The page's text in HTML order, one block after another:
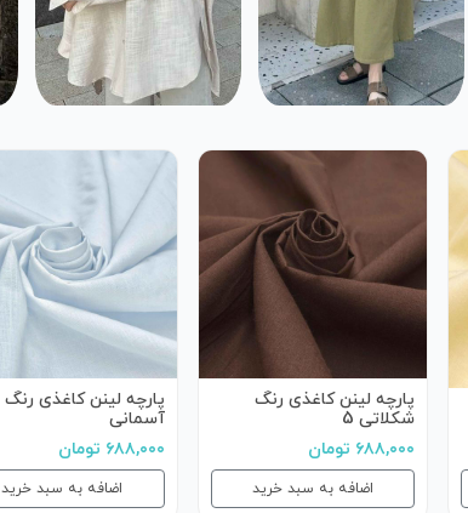
پارچه لینن کاغذی رنگ
شکلاتی 5
۶۸۸,۰۰۰ تومان
اضافه به سبد خرید
پارچه لینن کاغذی رنگ
آسمانی
۶۸۸,۰۰۰ تومان
اضافه به سبد خرید